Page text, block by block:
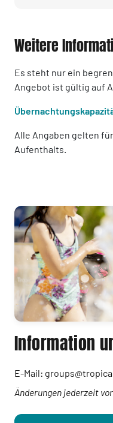
Weitere
Es steht nur ein
Angebot ist gültig auf
Alle Angaben gelten
Aufenthalts.
Information
E-Mail:
Änderungen jederzeit